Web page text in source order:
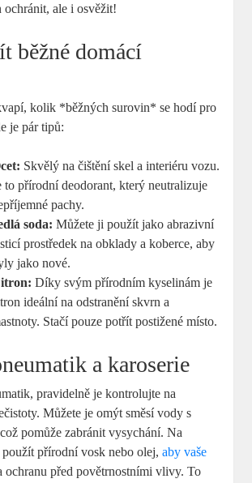
ochránit, ale i osvěžit!
běžné domácí
kolik *běžných surovin* se hodí pro
je pár tipů:
Skvělý na čištění skel a interiéru vozu.
to přírodní deodorant, který neutralizuje
pachy.
soda: Můžete ji použít jako abrazivní
prostředek na obklady a koberce, aby
jako nové.
Díky svým přírodním kyselinám je
ideální na odstranění skvrn a
Stačí pouze potřít postižené místo.
a karoserie
pravidelně je kontrolujte na
Můžete je omýt směsí vody s
pomůže zabránit vysychání. Na
použít přírodní vosk nebo olej,aby vaše
ochranu před povětrnostními vlivy. To